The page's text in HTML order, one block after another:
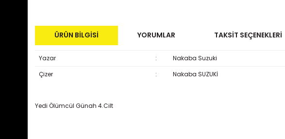
ÜRÜN BILGISI YORUMLAR TAKSIT SEÇENEKLERI
Yazar :
Nakaba Suzuki
Çizer
: Nakaba SUZUKİ
Yedi Ölümcül Günah 4.Cilt